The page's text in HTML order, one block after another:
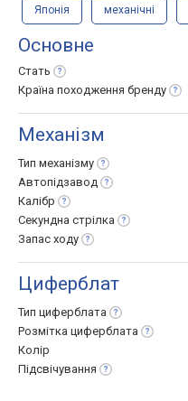
Японія механічні
Основне
Стать
Країна походження бренду
Механізм
Тип механізму
Автопідзавод
Калібр
Секундна стрілка
Запас ходу
Циферблат
Тип циферблата
Розмітка циферблата
Колір
Підсвічування